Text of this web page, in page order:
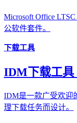
Microsoft Office
公软件套件。
下载工具
IDM下载工具
IDM是一款广受欢迎
理下载任务而设计。